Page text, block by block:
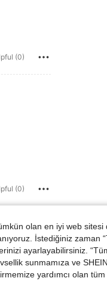
(0)
(0)
olan en iyi web sitesi
İstediğiniz zaman
ayarlayabilirsiniz.
sunmamıza ve
yardımcı olan tüm